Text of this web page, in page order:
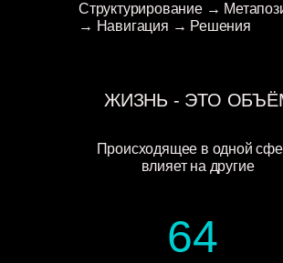
Структурирование →
→ Навигация → Решения
64
ЖИЗНЬ - ЭТО
Происходящее в одной
влияет на другие